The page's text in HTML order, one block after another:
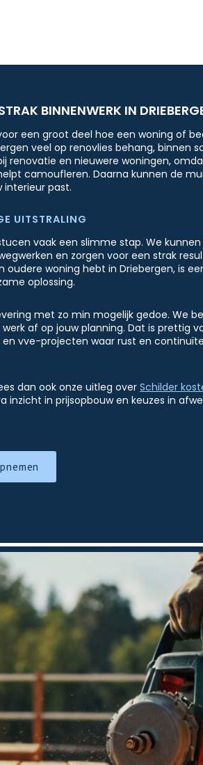
BINNENWERK IN
een groot deel hoe een woning of
veel op renovlies behang, binnen
renovatie en nieuwere woningen,
camoufleren. Daarna kunnen de
interieur past.
UITSTRALING
vaak een slimme stap. We
en zorgen voor een strak
oudere woning hebt in Driebergen, is
oplossing.
met zo min mogelijk gedoe. We
af op jouw planning. Dat is prettig
vve-projecten waar rust en
dan ook onze uitleg overSchilder
inzicht in prijsopbouw en keuzes in